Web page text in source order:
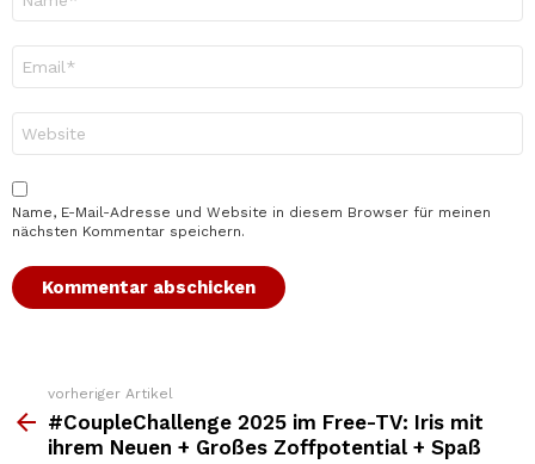
Mail-
Adresse
*
Name, E-Mail-Adresse und Website in diesem Browser für meinen
nächsten Kommentar speichern.
Weitere
Top
News
vorheriger Artikel
#CoupleChallenge 2025 im Free-TV: Iris mit
ihrem Neuen + Großes Zoffpotential + Spaß